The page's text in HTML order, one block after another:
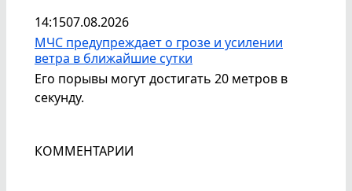
14:1507.08.2026
МЧС предупреждает о грозе и усилении
ветра в ближайшие сутки
Его порывы могут достигать 20 метров в
секунду.
КОММЕНТАРИИ